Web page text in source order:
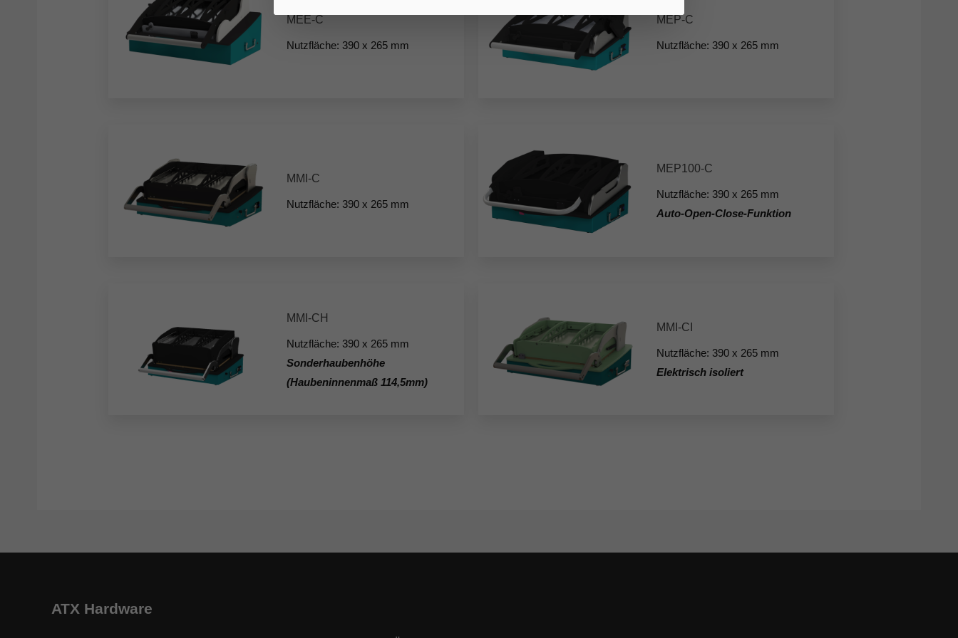
MEE-C
Nutzfläche: 390 x 265 mm
MEP-C
Nutzfläche: 390 x 265 mm
MMI-C
Nutzfläche: 390 x 265 mm
MEP100-C
Nutzfläche: 390 x 265 mm
Auto-Open-Close-Funktion
MMI-CH
Nutzfläche: 390 x 265 mm
Sonderhaubenhöhe
(Haubeninnenmaß 114,5mm)
MMI-CI
Nutzfläche: 390 x 265 mm
Elektrisch isoliert
ATX Hardware